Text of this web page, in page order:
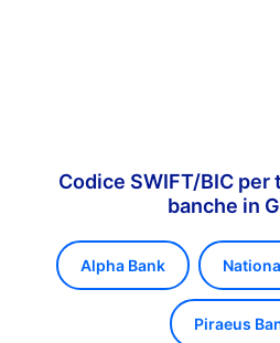
Codice SWIFT/BIC
banche in
Alpha Bank
Piraeus